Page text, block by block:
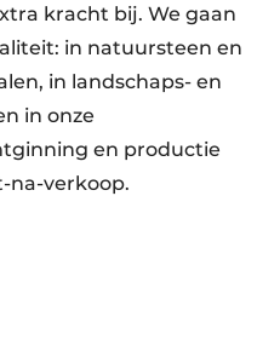
kracht bij. We gaan
in natuursteen en
in landschaps- en
in onze
en productie
na-verkoop.